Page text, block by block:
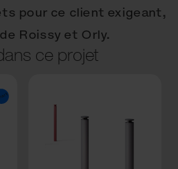
pour ce client exigeant,
Roissy et Orly.
ce projet